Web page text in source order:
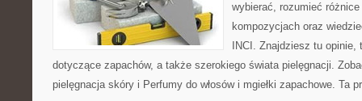
wybierać, rozumieć
kompozycjach oraz
INCI. Znajdziesz tu
dotyczące zapachów, a także szerokiego świata pielęgnacji.
pielęgnacja skóry i Perfumy do włosów i mgiełki zapachowe. Ta